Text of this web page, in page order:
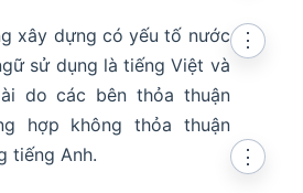
xây dựng có yếu tố nước
sử dụng là tiếng Việt và
do các bên thỏa thuận
hợp không thỏa thuận
tiếng Anh.
⋮
⋮